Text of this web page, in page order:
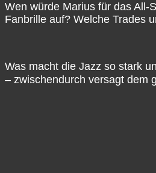
Wen würde Marius für das All-
Fanbrille auf? Welche Trades
Was macht die Jazz so stark
– zwischendurch versagt dem